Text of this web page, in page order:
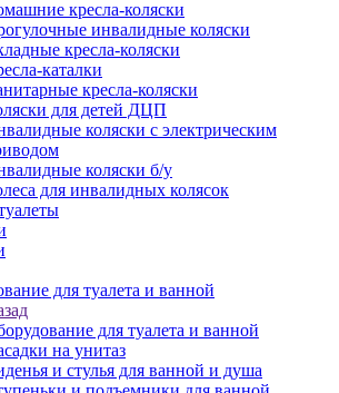
кресла-коляски
инвалидные коляски
кресла-коляски
каталки
кресла-коляски
для детей ДЦП
коляски с электрическим
коляски б/у
для инвалидных колясок
для туалета и ванной
для туалета и ванной
на унитаз
и стулья для ванной и душа